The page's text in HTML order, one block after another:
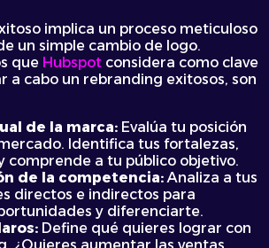
implica un proceso meticuloso
un simple cambio de logo.
que Hubspot considera como clave
a cabo un rebranding exitosos, son
de la marca: Evalúa tu posición
Identifica tus fortalezas,
comprende a tu público objetivo.
de la competencia:Analiza a tus
directos e indirectos para
y diferenciarte.
Define qué quieres lograr con